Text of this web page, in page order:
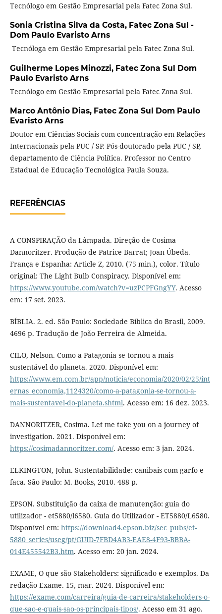
Tecnólogo em Gestão Empresarial pela Fatec Zona Sul.
Sonia Cristina Silva da Costa, Fatec Zona Sul -
Dom Paulo Evaristo Arns
Tecnóloga em Gestão Empresarial pela Fatec Zona Sul.
Guilherme Lopes Minozzi, Fatec Zona Sul Dom
Paulo Evaristo Arns
Tecnólogo em Gestão Empresarial pela Fatec Zona Sul.
Marco Antônio Dias, Fatec Zona Sul Dom Paulo
Evaristo Arns
Doutor em Ciências Sociais com concentração em Relações
Internacionais pela PUC / SP. Pós-doutorado pela PUC / SP,
departamento de Ciência Política. Professor no Centro
Estadual de Educação Tecnológica Paula Souza.
REFERÊNCIAS
A CONSPIRAÇÃO da Lâmpada. Direção de Cosima
Dannoritzer. Produção de Patrice Barrat; Joan Úbeda.
França e Espanha: Article Z, 2010. (75 min.), color. Título
original: The Light Bulb Conspiracy. Disponível em:
https://www.youtube.com/watch?v=uzPCPFGngYY. Acesso
em: 17 set. 2023.
BÍBLIA. 2. ed. São Paulo: Sociedade Bíblica do Brasil, 2009.
4696 p. Tradução de João Ferreira de Almeida.
CILO, Nelson. Como a Patagonia se tornou a mais
sustentável do planeta. 2020. Disponível em:
https://www.em.com.br/app/noticia/economia/2020/02/25/int
ernas_economia,1124320/como-a-patagonia-se-tornou-a-
mais-sustentavel-do-planeta.shtml. Acesso em: 16 dez. 2023.
DANNORITZER, Cosima. Let me take you on a journey of
investigation. 2021. Disponível em:
https://cosimadannoritzer.com/. Acesso em: 3 jan. 2024.
ELKINGTON, John. Sustentabilidade: canibais com garfo e
faca. São Paulo: M. Books, 2010. 488 p.
EPSON. Substituição da caixa de manutenção: guia do
utilizador - et5880/l6580. Guia do Utilizador - ET5880/L6580.
Disponível em: https://download4.epson.biz/sec_pubs/et-
5880_series/useg/pt/GUID-7FBD4AB3-EAE8-4F93-BBBA-
014E455542B3.htm. Acesso em: 20 jan. 2024.
EXAME, O que são Stakeholders: significado e exemplos. Da
redação Exame. 15, mar. 2024. Disponível em:
https://exame.com/carreira/guia-de-carreira/stakeholders-o-
que-sao-e-quais-sao-os-principais-tipos/. Acesso em 31 ago.